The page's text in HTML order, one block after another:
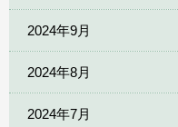
2024年9月
2024年8月
2024年7月